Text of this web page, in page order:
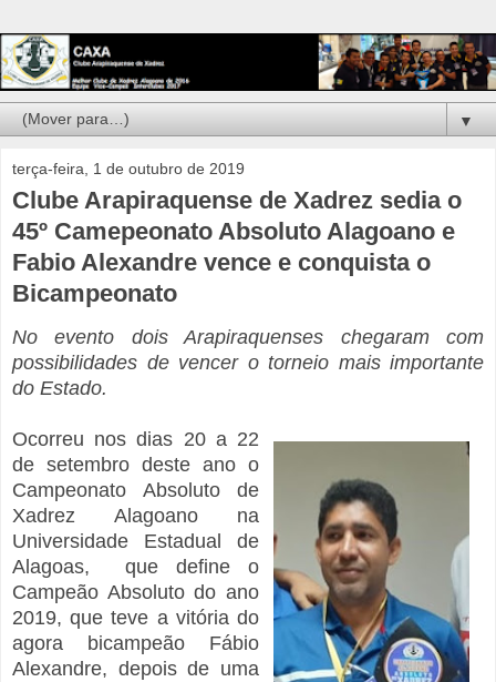
▼
terça-feira, 1 de outubro de 2019
Clube Arapiraquense de Xadrez sedia o
45º Camepeonato Absoluto Alagoano e
Fabio Alexandre vence e conquista o
Bicampeonato
No evento dois Arapiraquenses chegaram com
possibilidades de vencer o torneio mais importante
do Estado.
Ocorreu nos dias 20 a 22
de setembro deste ano o
Campeonato Absoluto de
Xadrez Alagoano na
Universidade Estadual de
Alagoas, que define o
Campeão Absoluto do ano
2019, que teve a vitória do
agora bicampeão Fábio
Alexandre, depois de uma